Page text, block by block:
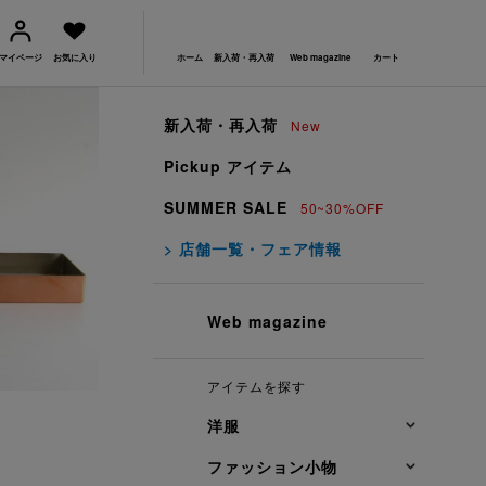
イページ お気に入り ホーム 新入荷・再入荷 Web magazine カート
新入荷・再入荷 New
Pickup アイテム
SUMMER SALE
50~30%OFF
> 店舗一覧・フェア情報
Web magazine
アイテムを探す
洋服
ファッション小物